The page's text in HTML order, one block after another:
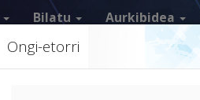
Bilatu Aurkibidea
Ongi-etorri